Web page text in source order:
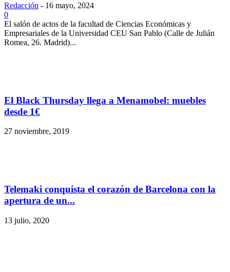
Redacción - 16 mayo, 2024
0
El salón de actos de la facultad de Ciencias Económicas y
Empresariales de la Universidad CEU San Pablo (Calle de Julián
Romea, 26. Madrid)...
El Black Thursday llega a Menamobel: muebles
desde 1€
27 noviembre, 2019
Telemaki conquista el corazón de Barcelona con la
apertura de un...
13 julio, 2020